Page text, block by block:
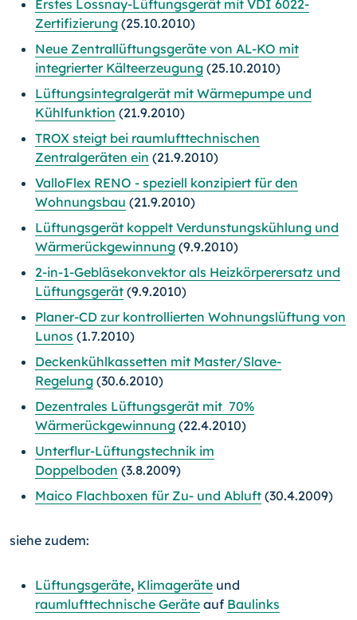
Erstes Lossnay-Lüftungsgerät mit VDI 6022-
Zertifizierung (25.10.2010)
Neue Zentrallüftungsgeräte von AL-KO mit
integrierter Kälteerzeugung (25.10.2010)
Lüftungsintegralgerät mit Wärmepumpe und
Kühlfunktion (21.9.2010)
TROX steigt bei raumlufttechnischen
Zentralgeräten ein (21.9.2010)
ValloFlex RENO - speziell konzipiert für den
Wohnungsbau (21.9.2010)
Lüftungsgerät koppelt Verdunstungskühlung und
Wärmerückgewinnung (9.9.2010)
2-in-1-Gebläsekonvektor als Heizkörperersatz und
Lüftungsgerät (9.9.2010)
Planer-CD zur kontrollierten Wohnungslüftung von
Lunos (1.7.2010)
Deckenkühlkassetten mit Master/Slave-
Regelung (30.6.2010)
Dezentrales Lüftungsgerät mit 70%
Wärmerückgewinnung (22.4.2010)
Unterflur-Lüftungstechnik im
Doppelboden (3.8.2009)
Maico Flachboxen für Zu- und Abluft (30.4.2009)
siehe zudem:
Lüftungsgeräte, Klimageräte und
raumlufttechnische Geräte auf Baulinks